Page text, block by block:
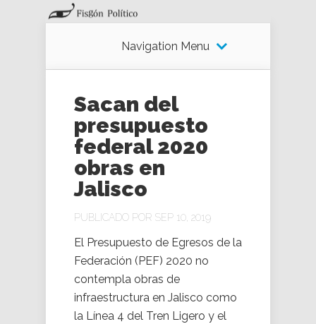
Navigation Menu
Sacan del
presupuesto
federal 2020
obras en
Jalisco
PUBLICADO POR SEP 10, 2019
El Presupuesto de Egresos de la
Federación (PEF) 2020 no
contempla obras de
infraestructura en Jalisco como
la Línea 4 del Tren Ligero y el